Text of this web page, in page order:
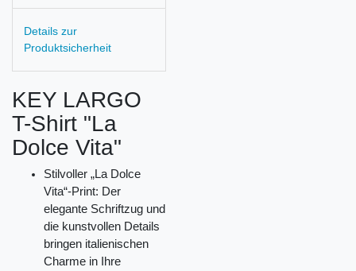
Details zur
Produktsicherheit
KEY LARGO
T-Shirt "La
Dolce Vita"
Stilvoller „La Dolce
Vita“-Print: Der
elegante Schriftzug und
die kunstvollen Details
bringen italienischen
Charme in Ihre